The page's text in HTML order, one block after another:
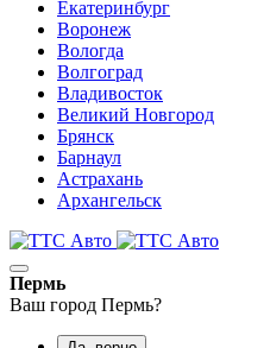
Екатеринбург
Воронеж
Вологда
Волгоград
Владивосток
Великий Новгород
Брянск
Барнаул
Астрахань
Архангельск
Пермь
Ваш город Пермь?